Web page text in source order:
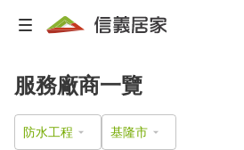
服務廠商一覽
防水工程